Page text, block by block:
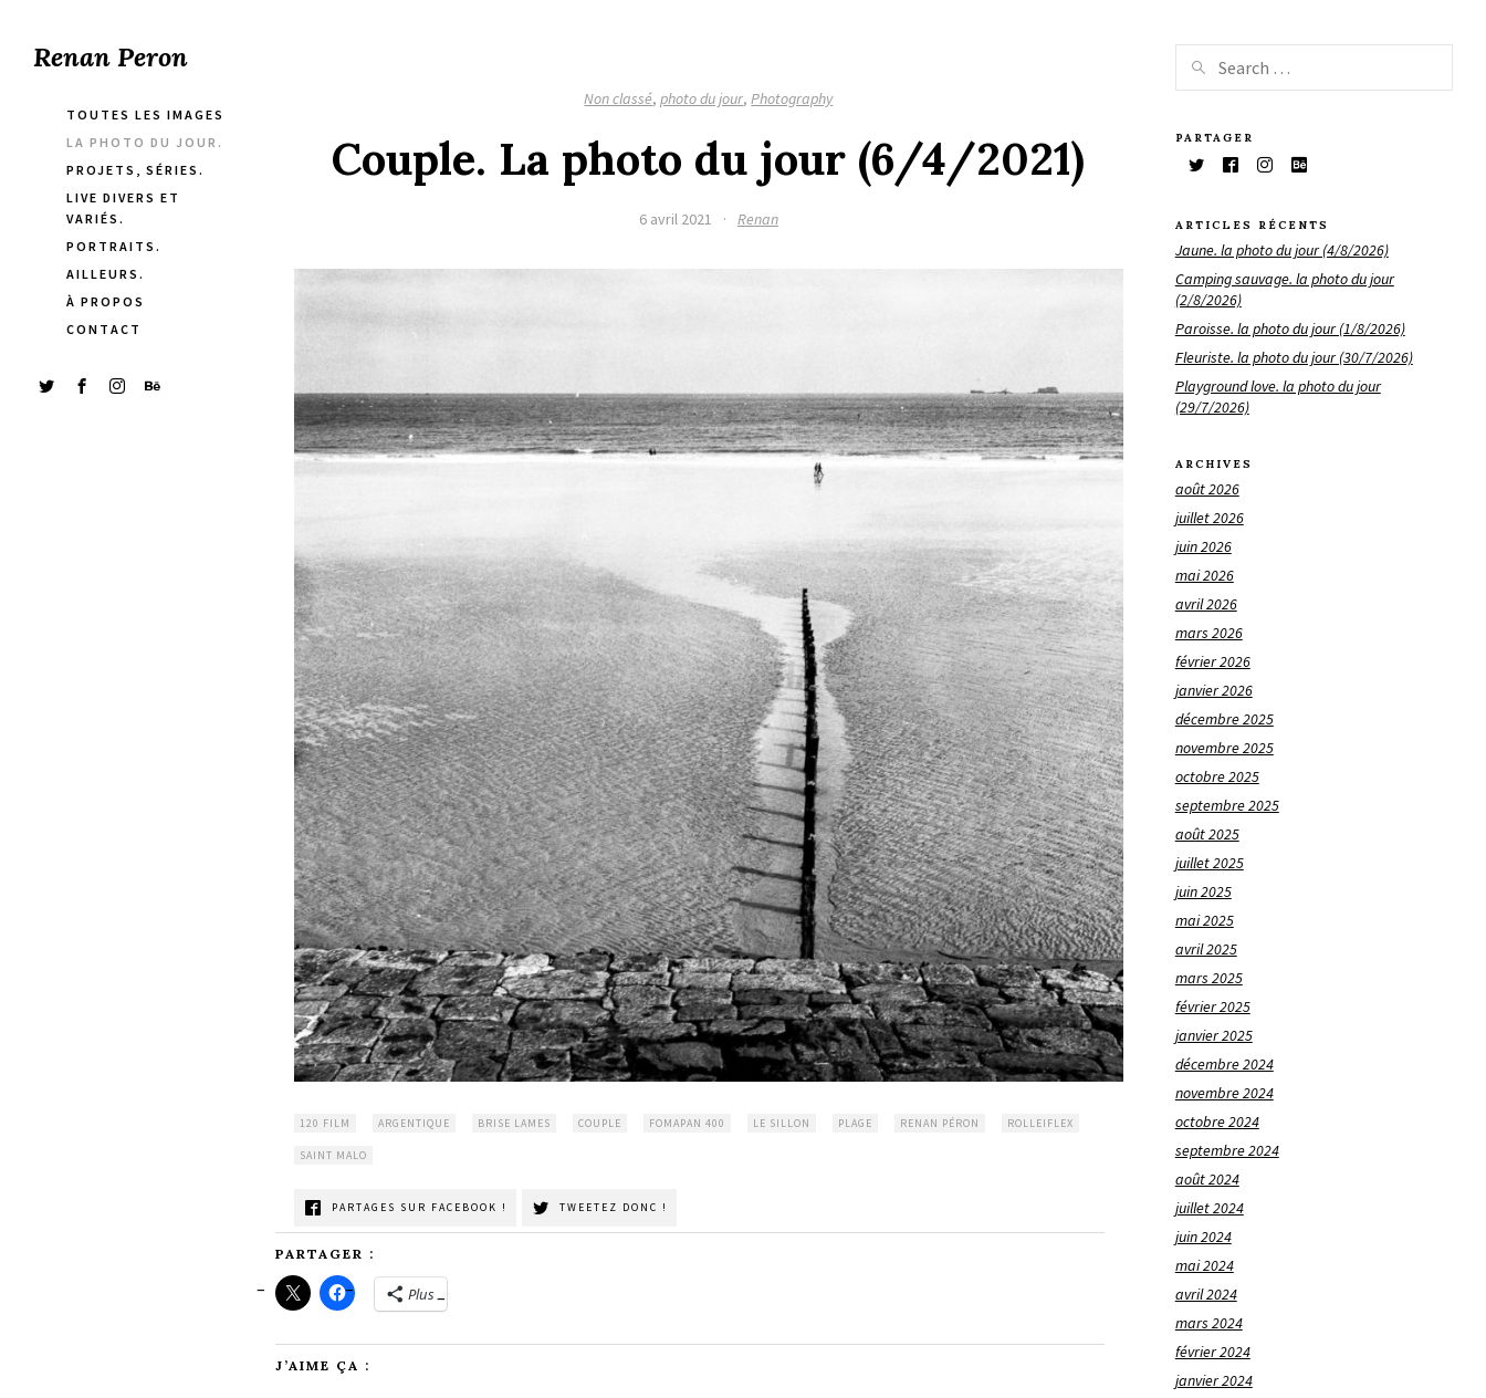
Renan Peron
TOUTES LES IMAGES
LA PHOTO DU JOUR.
PROJETS, SÉRIES.
LIVE DIVERS ET
VARIÉS.
PORTRAITS.
AILLEURS.
À PROPOS
CONTACT
Non classé,photo du jour,Photography
Couple. La photo du jour (6/4/2021)
6 avril 2021 · Renan
120 FILM ARGENTIQUE BRISE LAMES COUPLE FOMAPAN 400 LE SILLON PLAGE RENAN PÉRON ROLLEIFLEX
SAINT MALO
PARTAGES SUR FACEBOOK ! TWEETEZ DONC !
PARTAGER :
Plus
J’AIME ÇA :
PARTAGER
ARTICLES RÉCENTS
Jaune. la photo du jour (4/8/2026)
Camping sauvage. la photo du jour
(2/8/2026)
Paroisse. la photo du jour (1/8/2026)
Fleuriste. la photo du jour (30/7/2026)
Playground love. la photo du jour
(29/7/2026)
ARCHIVES
août 2026
juillet 2026
juin 2026
mai 2026
avril 2026
mars 2026
février 2026
janvier 2026
décembre 2025
novembre 2025
octobre 2025
septembre 2025
août 2025
juillet 2025
juin 2025
mai 2025
avril 2025
mars 2025
février 2025
janvier 2025
décembre 2024
novembre 2024
octobre 2024
septembre 2024
août 2024
juillet 2024
juin 2024
mai 2024
avril 2024
mars 2024
février 2024
janvier 2024